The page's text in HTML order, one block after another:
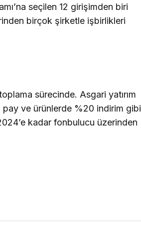
seçilen 12 girişimden biri
birçok şirketle işbirlikleri
sürecinde. Asgari yatırım
pay ve ürünlerde %20 indirim gibi
kadar fonbulucu üzerinden